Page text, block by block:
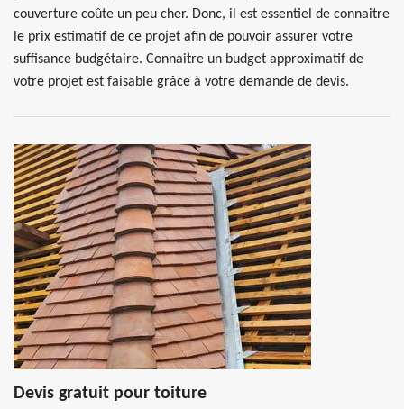
couverture coûte un peu cher. Donc, il est essentiel de connaitre
le prix estimatif de ce projet afin de pouvoir assurer votre
suffisance budgétaire. Connaitre un budget approximatif de
votre projet est faisable grâce à votre demande de devis.
Devis gratuit pour toiture